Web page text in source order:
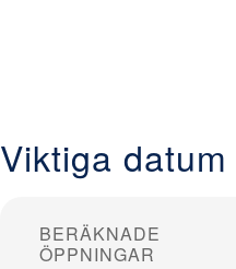
Viktiga datum
BERÄKNADE
ÖPPNINGAR